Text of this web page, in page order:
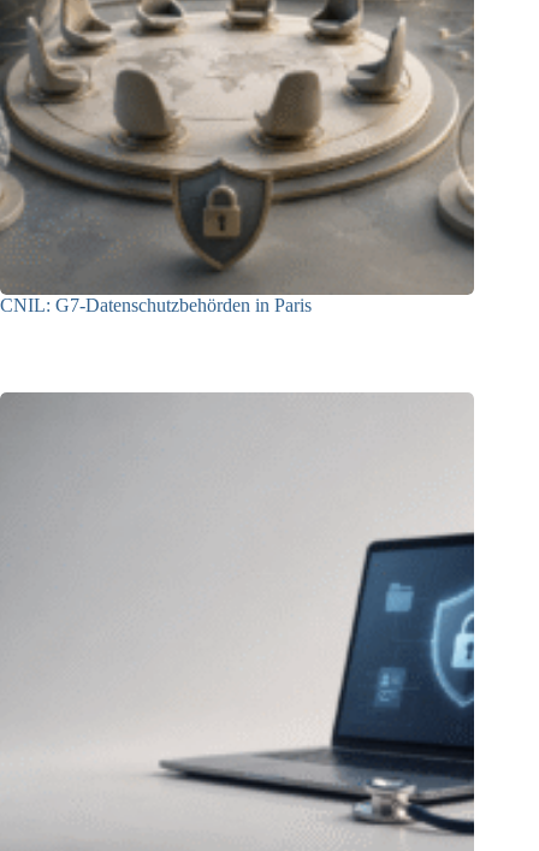
CNIL: G7-Datenschutzbehörden in Paris